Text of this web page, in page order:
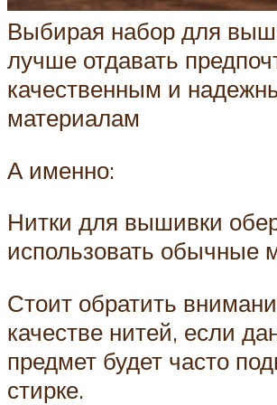
Выбирая набор для
лучше отдавать
качественным и
материалам
А именно:
Нитки для вышивки
использовать обычные
Стоит обратить
качестве нитей, если
предмет будет часто
стирке.